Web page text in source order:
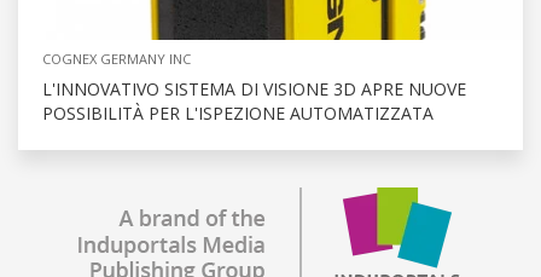
COGNEX GERMANY INC
L'INNOVATIVO SISTEMA DI VISIONE 3D APRE NUOVE
POSSIBILITÀ PER L'ISPEZIONE AUTOMATIZZATA